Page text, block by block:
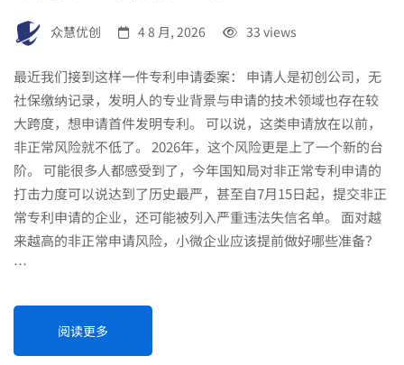
众慧优创 4 8 月, 2026 33 views
最近我们接到这样一件专利申请委案： 申请人是初创公司，无
社保缴纳记录，发明人的专业背景与申请的技术领域也存在较
大跨度，想申请首件发明专利。 可以说，这类申请放在以前，
非正常风险就不低了。 2026年，这个风险更是上了一个新的台
阶。 可能很多人都感受到了，今年国知局对非正常专利申请的
打击力度可以说达到了历史最严，甚至自7月15日起，提交非正
常专利申请的企业，还可能被列入严重违法失信名单。 面对越
来越高的非正常申请风险，小微企业应该提前做好哪些准备？
…
阅读更多